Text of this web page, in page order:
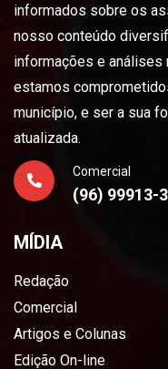
informados sobre os
nosso conteúdo
informações e análises
estamos
município, e ser a sua
atualizada.
Comercial
(96) 99913-
MÍDIA
Redação
Comercial
Artigos e Colunas
Edição On-line